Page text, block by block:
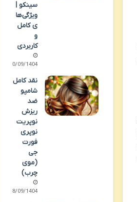
سینکو |
ویژگی‌ها
ی کامل
و
کاربردی
30/09/1404
نقد کامل
شامپو
ضد
ریزش
نوپریت
نوپری
فورت
جی
(موی
چرب)
28/09/1404